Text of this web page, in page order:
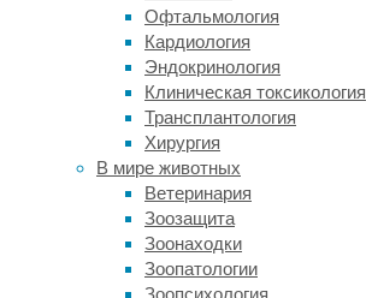
Офтальмология
Кардиология
Эндокринология
Клиническая токсикология
Трансплантология
Хирургия
В мире животных
Ветеринария
Зоозащита
Зоонаходки
Зоопатологии
Зоопсихология
порождает
массу
новых
проблем.
небо
поднимаются
огромные
клубы
едкого
дыма,
атмосфера